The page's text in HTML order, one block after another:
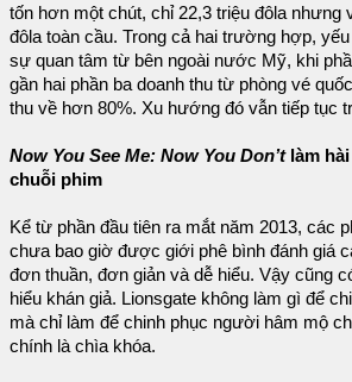
tốn hơn một chút, chỉ 22,3 triệu đôla nhưng
đôla toàn cầu. Trong cả hai trường hợp,
sự quan tâm từ bên ngoài nước Mỹ, khi
gần hai phần ba doanh thu từ phòng vé
thu về hơn 80%. Xu hướng đó vẫn tiếp tục
Now You See Me: Now You Don’tlàm
chuỗi phim
Kể từ phần đầu tiên ra mắt năm 2013, các
chưa bao giờ được giới phê bình đánh giá
đơn thuần, đơn giản và dễ hiểu. Vậy cũng
hiểu khán giả. Lionsgate không làm gì để
mà chỉ làm để chinh phục người hâm mộ
chính là chìa khóa.